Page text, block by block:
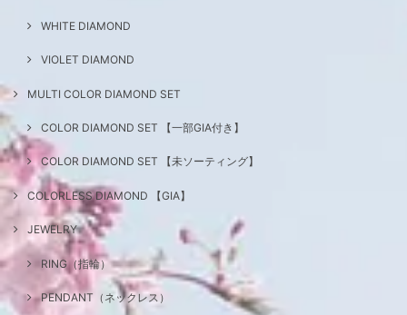
WHITE DIAMOND
VIOLET DIAMOND
MULTI COLOR DIAMOND SET
COLOR DIAMOND SET 【一部GIA付き】
COLOR DIAMOND SET 【未ソーティング】
COLORLESS DIAMOND 【GIA】
JEWELRY
RING（指輪）
PENDANT（ネックレス）